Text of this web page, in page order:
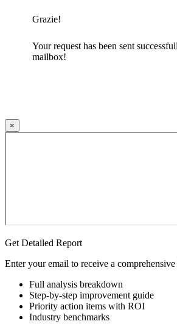
Grazie!
Your request has been sent
mailbox!
×
Get Detailed Report
Enter your email to receive a
Full analysis breakdown
Step-by-step improvement guide
Priority action items with ROI
Industry benchmarks